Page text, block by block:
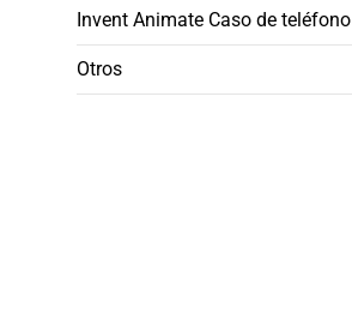
Invent Animate Caso de teléfono
Otros